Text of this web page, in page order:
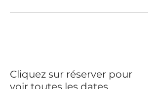
Cliquez sur réserver pour
voir toutes les dates